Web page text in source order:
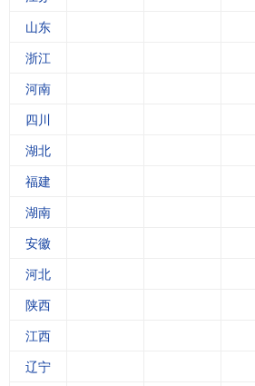
山东
浙江
河南
四川
湖北
福建
湖南
安徽
河北
陕西
江西
辽宁